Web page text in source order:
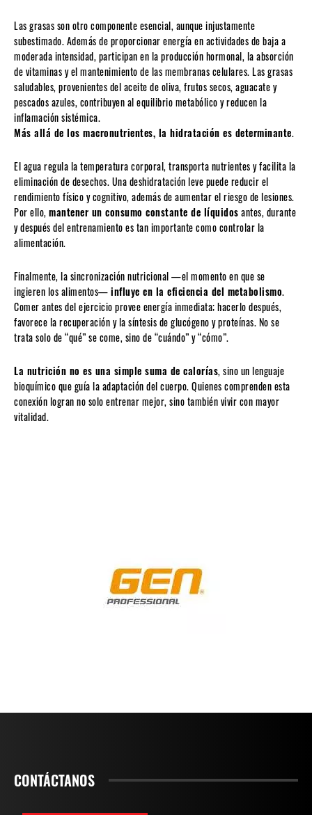
Las grasas son otro componente esencial, aunque injustamente
subestimado. Además de proporcionar energía en actividades de baja a
moderada intensidad, participan en la producción hormonal, la absorción
de vitaminas y el mantenimiento de las membranas celulares. Las grasas
saludables, provenientes del aceite de oliva, frutos secos, aguacate y
pescados azules, contribuyen al equilibrio metabólico y reducen la
inflamación sistémica.
Más allá de los macronutrientes, la hidratación es determinante.
El agua regula la temperatura corporal, transporta nutrientes y facilita la
eliminación de desechos. Una deshidratación leve puede reducir el
rendimiento físico y cognitivo, además de aumentar el riesgo de lesiones.
Por ello, mantener un consumo constante de líquidosantes, durante
y después del entrenamiento es tan importante como controlar la
alimentación.
Finalmente, la sincronización nutricional —el momento en que se
ingieren los alimentos—influye en la eficiencia del metabolismo.
Comer antes del ejercicio provee energía inmediata; hacerlo después,
favorece la recuperación y la síntesis de glucógeno y proteínas. No se
trata solo de “qué” se come, sino de “cuándo” y “cómo”.
La nutrición no es una simple suma de calorías, sino un lenguaje
bioquímico que guía la adaptación del cuerpo. Quienes comprenden esta
conexión logran no solo entrenar mejor, sino también vivir con mayor
vitalidad.
CONTÁCTANOS